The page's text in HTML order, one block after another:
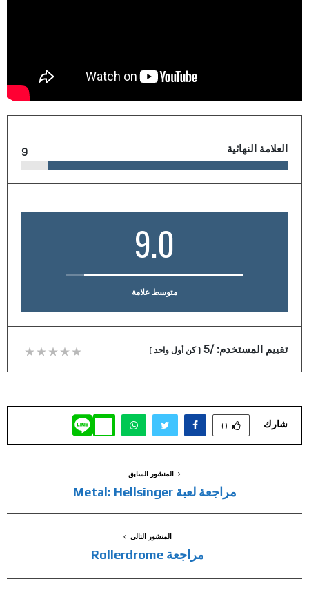
العلامة النهائية 9
9.0
متوسط علامة
تقييم المستخدم:/5
(كن أول واحد )
شارك 0
المنشور السابق
مراجعة لعبة Metal: Hellsinger
المنشور التالي
مراجعة Rollerdrome